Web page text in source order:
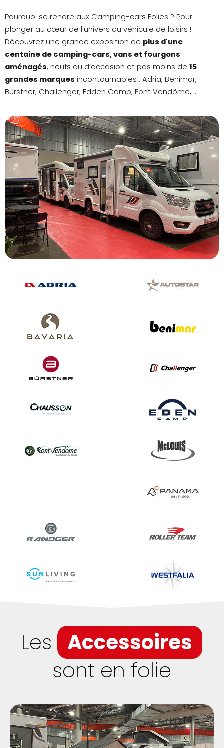
Pourquoi se rendre aux Camping-cars Folies ? Pour
plonger au cœur de l’univers du véhicule de loisirs !
Découvrez une grande exposition de plus d'une
centaine de camping-cars, vans et fourgons
aménagés, neufs ou d’occasion et pas moins de 15
grandes marques incontournables : Adria, Benimar,
Bürstner, Challenger, Edden Camp, Font Vendôme, ...
Les Accessoires
sont en folie